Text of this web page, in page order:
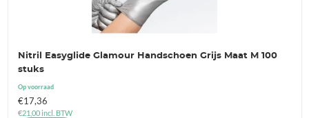
Nitril Easyglide Glamour Handschoen Grijs Maat M 100
stuks
Op voorraad
€17,36
€21,00incl. BTW